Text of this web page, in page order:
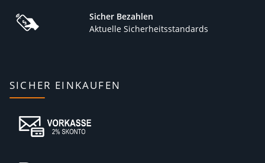
Sicher Bezahlen
Aktuelle Sicherheitsstandards
SICHER EINKAUFEN